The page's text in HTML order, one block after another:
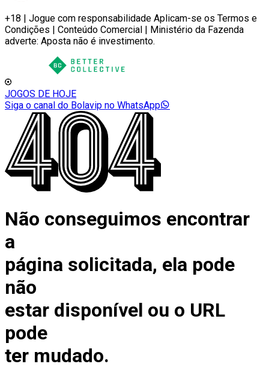
+18 | Jogue com responsabilidade Aplicam-se os Termos e
Condições | Conteúdo Comercial | Ministério da Fazenda
adverte: Aposta não é investimento.
JOGOS DE HOJE
Siga o canal do Bolavip no WhatsApp
Não conseguimos encontrar
a
página solicitada, ela pode
não
estar disponível ou o URL
pode
ter mudado.